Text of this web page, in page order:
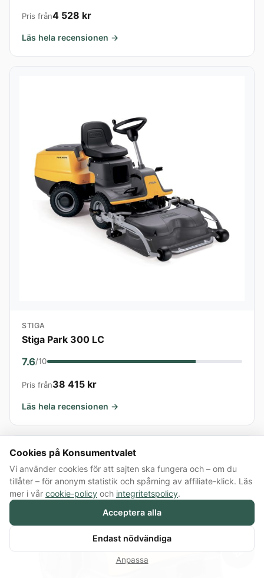
Pris från4 528 kr
Läs hela recensionen →
STIGA
Stiga Park 300 LC
7.6/10
Pris från38 415 kr
Läs hela recensionen →
💬
Cookies på Konsumentvalet
Vi använder cookies för att sajten ska fungera och – om du
tillåter – för anonym statistik och spårning av affiliate-klick. Läs
mer i vår cookie-policy och integritetspolicy.
Acceptera alla
Endast nödvändiga
Anpassa